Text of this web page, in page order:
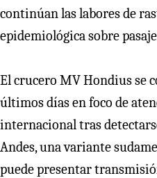
continúan las labores de
epidemiológica sobre
El crucero MV Hondius se
últimos días en foco de
internacional tras
Andes, una variante
puede presentar